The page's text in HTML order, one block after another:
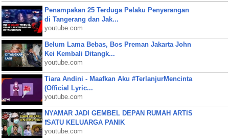
Penampakan 25 Terduga Pelaku Penyerangan
di Tangerang dan Jak...
youtube.com
Belum Lama Bebas, Bos Preman Jakarta John
Kei Kembali Ditangk...
youtube.com
Tiara Andini - Maafkan Aku #TerlanjurMencinta
(Official Lyric...
youtube.com
NYAMAR JADI GEMBEL DEPAN RUMAH ARTIS
❗SATU KELUARGA PANIK
youtube.com